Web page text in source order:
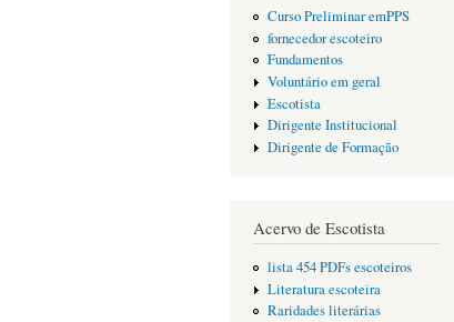
Curso Preliminar emPPS
fornecedor escoteiro
Fundamentos
Voluntário em geral
Escotista
Dirigente Institucional
Dirigente de Formação
Acervo de Escotista
lista 454 PDFs escoteiros
Literatura escoteira
Raridades literárias